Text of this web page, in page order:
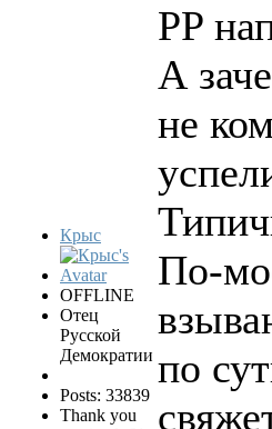
Крыс
OFFLINE
Отец
Русской
Демократии
Posts: 33839
Thank you
PP
А
не
По-
по